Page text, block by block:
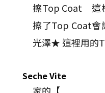
擦Top Coat 這
擦了Top Coat
光澤★ 這裡用的
Seche Vite
家的【